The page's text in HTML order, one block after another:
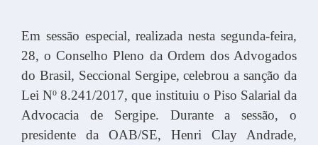
Em sessão especial, realizada nesta segunda-feira,
28, o Conselho Pleno da Ordem dos Advogados
do Brasil, Seccional Sergipe, celebrou a sanção da
Lei Nº 8.241/2017, que instituiu o Piso Salarial da
Advocacia de Sergipe. Durante a sessão, o
presidente da OAB/SE, Henri Clay Andrade,